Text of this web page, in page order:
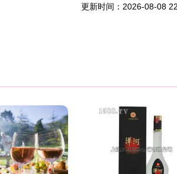
更新时间：2026-08-08